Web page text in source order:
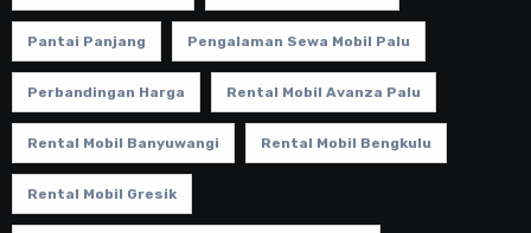
Pantai Panjang Pengalaman Sewa Mobil Palu
Perbandingan Harga Rental Mobil Avanza Palu
Rental Mobil Banyuwangi Rental Mobil Bengkulu
Rental Mobil Gresik